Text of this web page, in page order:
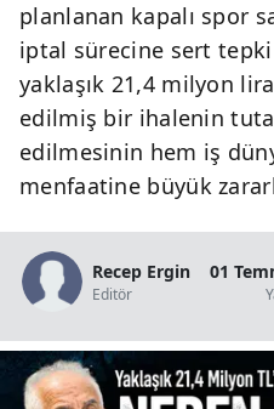
planlanan kapalı spor
iptal sürecine sert
yaklaşık 21,4 milyon
edilmiş bir ihalenin
edilmesinin hem iş
menfaatine büyük
Recep Ergin
Editör
01